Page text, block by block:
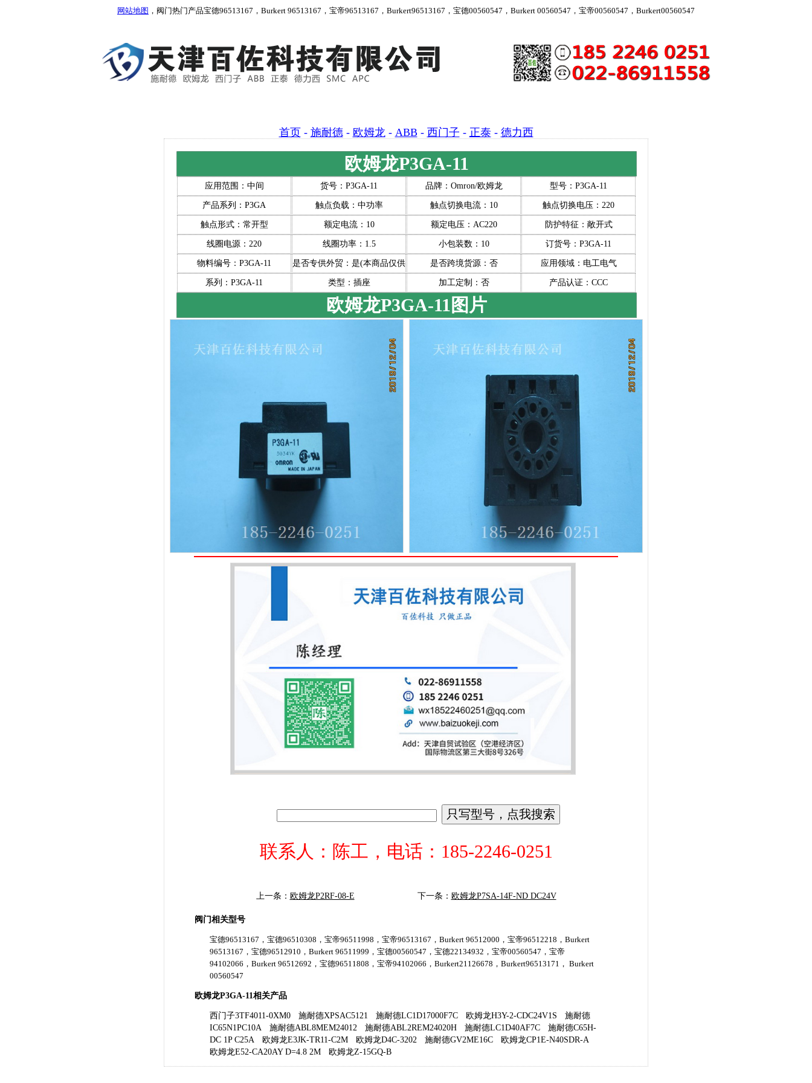
网站地图 ，阀门热门产品宝德96513167，Burkert 96513167，宝帝96513167，Burkert96513167，宝德00560547，Burkert 00560547，宝帝00560547，Burkert00560547
首页- 施耐德- 欧姆龙- ABB- 西门子 - 正泰- 德力西
欧姆龙P3GA-11
应用范围：中间 货号：P3GA-11 品牌：Omron/欧姆龙 型号：P3GA-11
产品系列：P3GA 触点负载：中功率 触点切换电流：10 触点切换电压：220
触点形式：常开型 额定电流：10 额定电压：AC220 防护特征：敞开式
线圈电源：220 线圈功率：1.5 小包装数：10 订货号：P3GA-11
物料编号：P3GA-11 是否专供外贸：是(本商品仅供外贸用途，可能不符合境内产品标准。请境内买家谨慎购入)
是否跨境货源：否 应用领域：电工电气
系列：P3GA-11 类型：插座 加工定制：否 产品认证：CCC
欧姆龙P3GA-11图片
联系人：陈工，电话：185-2246-0251
上一条： 欧姆龙P2RF-08-E 下一条： 欧姆龙P7SA-14F-ND DC24V
阀门相关型号
宝德96513167，宝德96510308，宝帝96511998，宝帝96513167，Burkert 96512000，宝帝96512218，Burkert
96513167，宝德96512910，Burkert 96511999，宝德00560547，宝德22134932，宝帝00560547，宝帝
94102066，Burkert 96512692，宝德96511808，宝帝94102066，Burkert21126678，Burkert96513171， Burkert
00560547
欧姆龙P3GA-11相关产品
西门子3TF4011-0XM0 施耐德XPSAC5121 施耐德LC1D17000F7C 欧姆龙H3Y-2-CDC24V1S
施耐德
IC65N1PC10A
施耐德ABL8MEM24012 施耐德ABL2REM24020H 施耐德LC1D40AF7C
施耐德C65H-
DC 1P C25A
欧姆龙E3JK-TR11-C2M 欧姆龙D4C-3202 施耐德GV2ME16C
欧姆龙CP1E-N40SDR-A
欧姆龙E52-CA20AY D=4.8 2M
欧姆龙Z-15GQ-B